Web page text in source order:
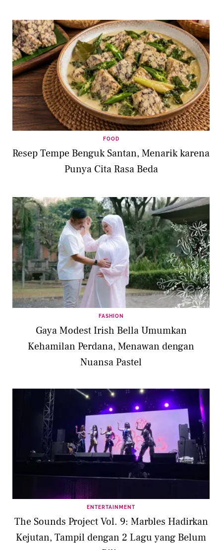
FOOD
Resep Tempe Benguk Santan, Menarik karena
Punya Cita Rasa Beda
FASHION
Gaya Modest Irish Bella Umumkan
Kehamilan Perdana, Menawan dengan
Nuansa Pastel
ENTERTAINMENT
The Sounds Project Vol. 9: Marbles Hadirkan
Kejutan, Tampil dengan 2 Lagu yang Belum